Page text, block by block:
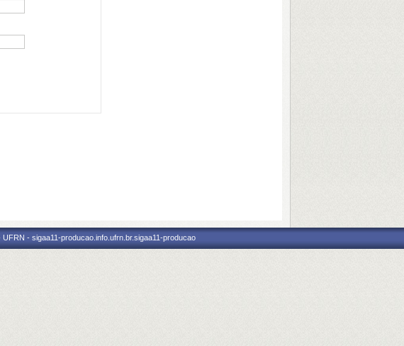
- sigaa11-producao.info.ufrn.br.sigaa11-producao